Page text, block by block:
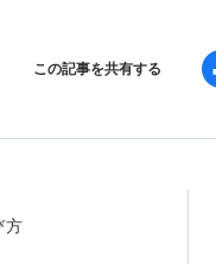
この記事を共有する
方